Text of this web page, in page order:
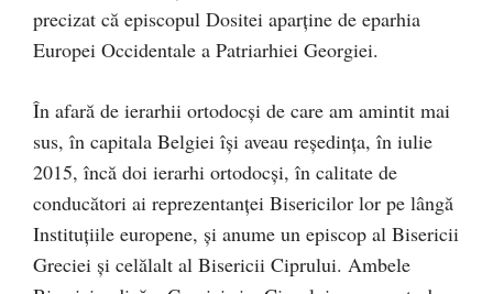
precizat că episcopul Dositei aparține de eparhia
Europei Occidentale a Patriarhiei Georgiei.
În afară de ierarhii ortodocși de care am amintit mai
sus, în capitala Belgiei își aveau reședința, în iulie
2015, încă doi ierarhi ortodocși, în calitate de
conducători ai reprezentanței Bisericilor lor pe lângă
Instituțiile europene, și anume un episcop al Bisericii
Greciei și celălalt al Bisericii Ciprului. Ambele